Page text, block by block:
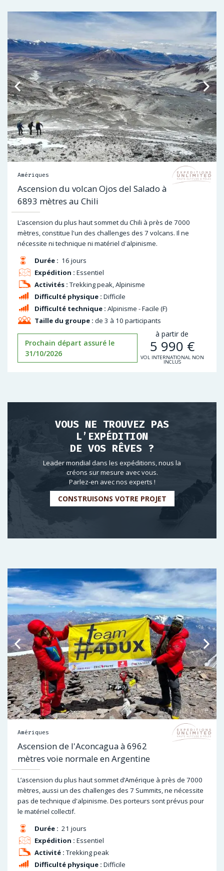
Amériques
Ascension du volcan Ojos del Salado à
6893 mètres au Chili
L’ascension du plus haut sommet du Chili à près de 7000
mètres, constitue l'un des challenges des 7 volcans. Il ne
nécessite ni technique ni matériel d'alpinisme.
Durée : 16 jours
Difficulté physique : Difficile
Expédition : Essentiel
Difficulté technique : Alpinisme - Facile (F)
Activités : Trekking peak, Alpinisme
Taille du groupe : de 3 à 10 participants
Prochain départ assuré le
31/10/2026
à partir de
5 990 €
VOL INTERNATIONAL NON
INCLUS
VOUS NE TROUVEZ PAS
L’EXPÉDITION
DE VOS RÊVES ?
Leader mondial dans les expéditions, nous la
créons sur mesure avec vous.
Parlez-en avec nos experts !
CONSTRUISONS VOTRE PROJET
Amériques
Ascension de l'Aconcagua à 6962
mètres voie normale en Argentine
L’ascension du plus haut sommet d’Amérique à près de 7000
mètres, aussi un des challenges des 7 Summits, ne nécessite
pas de technique d'alpinisme. Des porteurs sont prévus pour
le matériel collectif.
Durée : 21 jours
Difficulté physique : Difficile
Expédition : Essentiel
Activité : Trekking peak